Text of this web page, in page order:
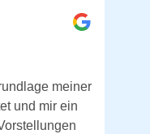
meiner
und mir ein